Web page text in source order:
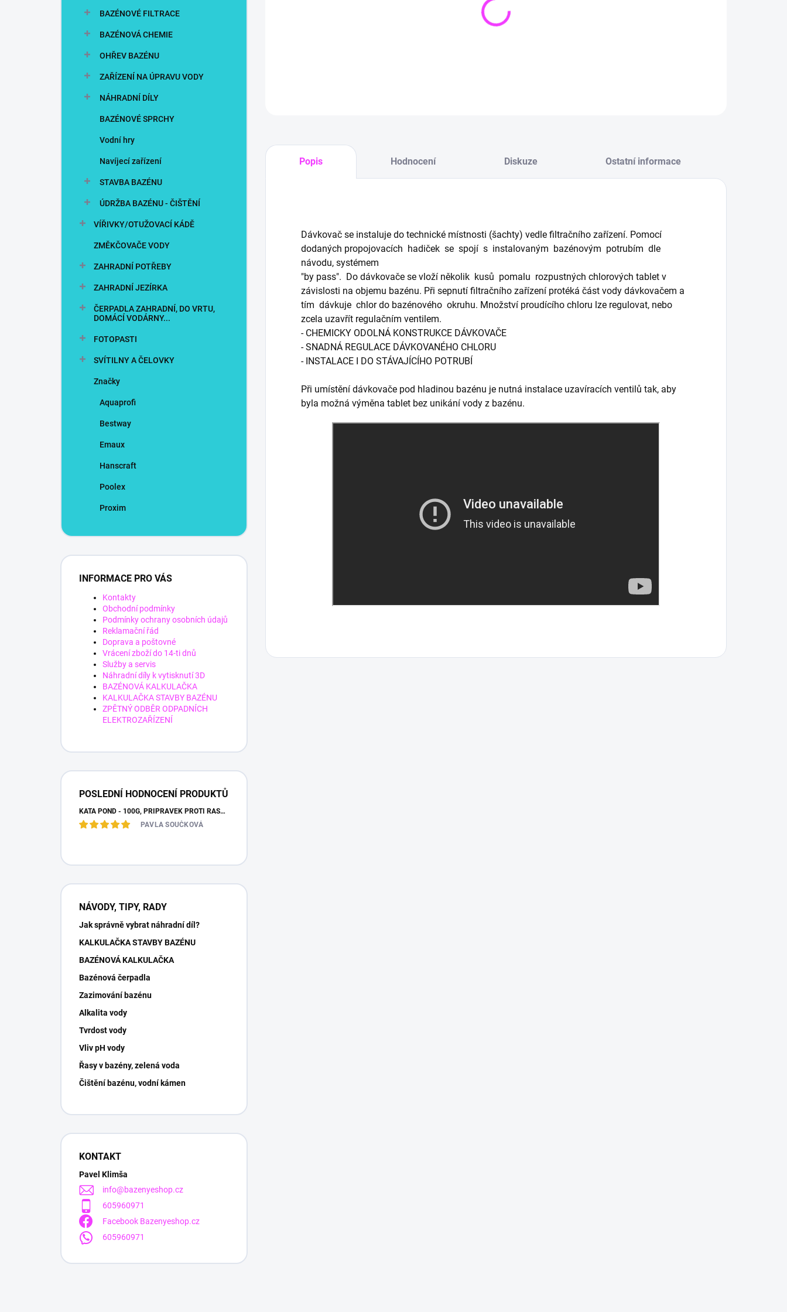
BAZÉNOVÉ FILTRACE
BAZÉNOVÁ CHEMIE
OHŘEV BAZÉNU
ZAŘÍZENÍ NA ÚPRAVU VODY
NÁHRADNÍ DÍLY
BAZÉNOVÉ SPRCHY
Vodní hry
Navíjecí zařízení
STAVBA BAZÉNU
ÚDRŽBA BAZÉNU - ČIŠTĚNÍ
VÍŘIVKY/OTUŽOVACÍ KÁDĚ
ZMĚKČOVAČE VODY
ZAHRADNÍ POTŘEBY
ZAHRADNÍ JEZÍRKA
ČERPADLA ZAHRADNÍ, DO VRTU,
DOMÁCÍ VODÁRNY...
FOTOPASTI
SVÍTILNY A ČELOVKY
Značky
Aquaprofi
Bestway
Emaux
Hanscraft
Poolex
Proxim
INFORMACE PRO VÁS
Kontakty
Obchodní podmínky
Podmínky ochrany osobních údajů
Reklamační řád
Doprava a poštovné
Vrácení zboží do 14-ti dnů
Služby a servis
Náhradní díly k vytisknutí 3D
BAZÉNOVÁ KALKULAČKA
KALKULAČKA STAVBY BAZÉNU
ZPĚTNÝ ODBĚR ODPADNÍCH
ELEKTROZAŘÍZENÍ
POSLEDNÍ HODNOCENÍ PRODUKTŮ
KATA POND - 100G, PŘÍPRAVEK PROTI ŘASÁM - PŘÍPRAVEK PROTI ŘASÁM
PAVLA SOUČKOVÁ
NÁVODY, TIPY, RADY
Jak správně vybrat náhradní díl?
KALKULAČKA STAVBY BAZÉNU
BAZÉNOVÁ KALKULAČKA
Bazénová čerpadla
Zazimování bazénu
Alkalita vody
Tvrdost vody
Vliv pH vody
Řasy v bazény, zelená voda
Čištění bazénu, vodní kámen
KONTAKT
Pavel Klimša
info@bazenyeshop.cz
605960971
Facebook Bazenyeshop.cz
605960971
Popis Hodnocení Diskuze Ostatní informace
Dávkovač se instaluje do technické místnosti (šachty) vedle filtračního zařízení. Pomocí
dodaných propojovacích hadiček se spojí s instalovaným bazénovým potrubím dle
návodu, systémem
"by pass". Do dávkovače se vloží několik kusů pomalu rozpustných chlorových tablet v
závislosti na objemu bazénu. Při sepnutí filtračního zařízení protéká část vody dávkovačem a
tím dávkuje chlor do bazénového okruhu. Množství proudícího chloru lze regulovat, nebo
zcela uzavřít regulačním ventilem.
- CHEMICKY ODOLNÁ KONSTRUKCE DÁVKOVAČE
- SNADNÁ REGULACE DÁVKOVANÉHO CHLORU
- INSTALACE I DO STÁVAJÍCÍHO POTRUBÍ
Při umístění dávkovače pod hladinou bazénu je nutná instalace uzavíracích ventilů tak, aby
byla možná výměna tablet bez unikání vody z bazénu.